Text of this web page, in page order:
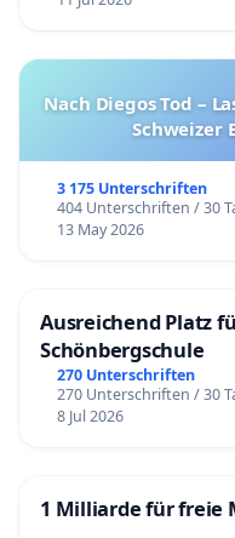
Nach Diegos Tod –
Schweizer
3 175 Unterschriften
404 Unterschriften / 30
13 May 2026
Ausreichend Platz
Schönbergschule
270 Unterschriften
270 Unterschriften / 30
8 Jul 2026
1 Milliarde für freie